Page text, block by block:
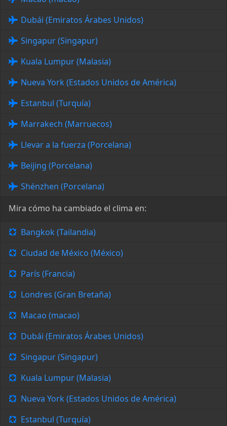
Dubái (Emiratos Árabes Unidos)
Singapur (Singapur)
Kuala Lumpur (Malasia)
Nueva York (Estados Unidos de América)
Estanbul (Turquía)
Marrakech (Marruecos)
Llevar a la fuerza (Porcelana)
Beijing (Porcelana)
Shénzhen (Porcelana)
Mira cómo ha cambiado el clima en:
Bangkok (Tailandia)
Ciudad de México (México)
París (Francia)
Londres (Gran Bretaña)
Macao (macao)
Dubái (Emiratos Árabes Unidos)
Singapur (Singapur)
Kuala Lumpur (Malasia)
Nueva York (Estados Unidos de América)
Estanbul (Turquía)